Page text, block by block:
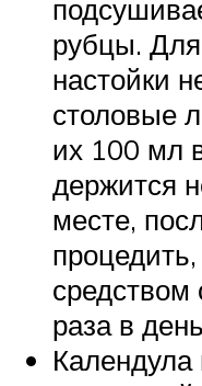
рубцы. Для
настойки
столовые
их 100 мл
держится
месте,
средством
раза в